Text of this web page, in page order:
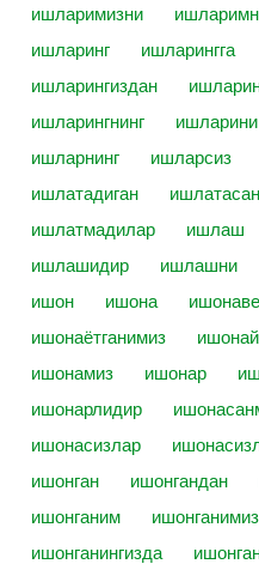
ишларимизни
ишларинг
ишларингга
ишларингиздан
ишларингнинг
ишларини
ишларнинг
ишларсиз
ишлатадиган
ишлатасан
ишлатмадилар
ишлаш
ишлашидир
ишлашни
ишон
ишона
ишонаётганимиз
ишонамиз
ишонар
ишонарлидир
ишонасизлар
ишонган
ишонгандан
ишонганим
ишонганимиз
ишонганингизда